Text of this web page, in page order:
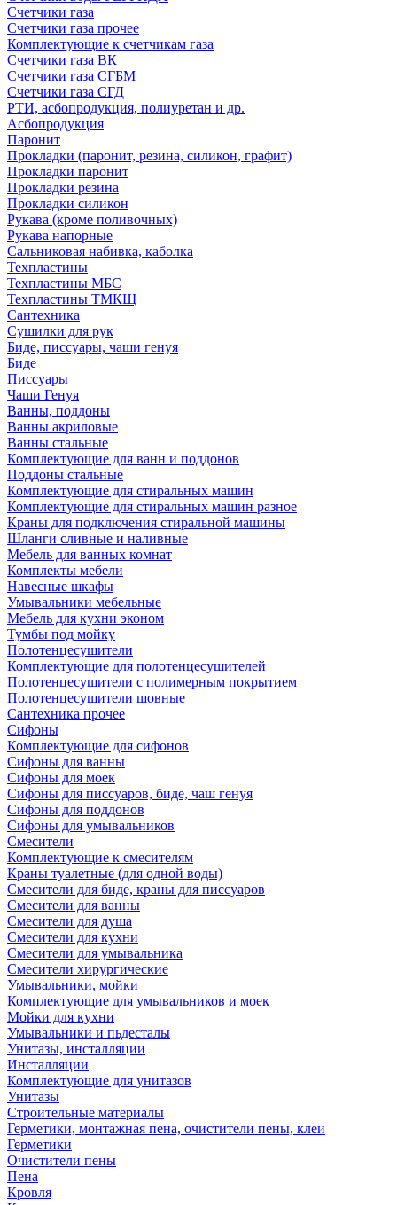
Счетчики газа
Счетчики газа прочее
Комплектующие к счетчикам газа
Счетчики газа ВК
Счетчики газа СГБМ
Счетчики газа СГД
РТИ, асбопродукция, полиуретан и др.
Асбопродукция
Паронит
Прокладки (паронит, резина, силикон, графит)
Прокладки паронит
Прокладки резина
Прокладки силикон
Рукава (кроме поливочных)
Рукава напорные
Сальниковая набивка, каболка
Техпластины
Техпластины МБС
Техпластины ТМКЩ
Сантехника
Сушилки для рук
Биде, писсуары, чаши генуя
Биде
Писсуары
Чаши Генуя
Ванны, поддоны
Ванны акриловые
Ванны стальные
Комплектующие для ванн и поддонов
Поддоны стальные
Комплектующие для стиральных машин
Комплектующие для стиральных машин разное
Краны для подключения стиральной машины
Шланги сливные и наливные
Мебель для ванных комнат
Комплекты мебели
Навесные шкафы
Умывальники мебельные
Мебель для кухни эконом
Тумбы под мойку
Полотенцесушители
Комплектующие для полотенцесушителей
Полотенцесушители с полимерным покрытием
Полотенцесушители шовные
Сантехника прочее
Сифоны
Комплектующие для сифонов
Сифоны для ванны
Сифоны для моек
Сифоны для писсуаров, биде, чаш генуя
Сифоны для поддонов
Сифоны для умывальников
Смесители
Комплектующие к смесителям
Краны туалетные (для одной воды)
Смесители для биде, краны для писсуаров
Смесители для ванны
Смесители для душа
Смесители для кухни
Смесители для умывальника
Смесители хирургические
Умывальники, мойки
Комплектующие для умывальников и моек
Мойки для кухни
Умывальники и пьдесталы
Унитазы, инсталляции
Инсталляции
Комплектующие для унитазов
Унитазы
Строительные материалы
Герметики, монтажная пена, очистители пены, клеи
Герметики
Очистители пены
Пена
Кровля